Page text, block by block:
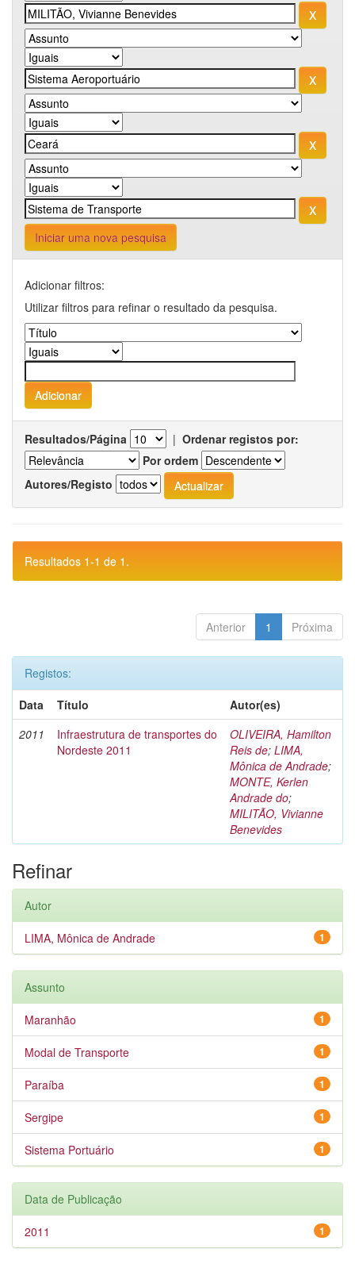
Iniciar uma nova pesquisa
Adicionar filtros:
Utilizar filtros para refinar o resultado da pesquisa.
Resultados/Página | Ordenar registos por:
Por ordem
Autores/Registo
Resultados 1-1 de 1.
Anterior 1 Próxima
Registos:
Data
Título
Autor(es)
2011
Infraestrutura de transportes do
Nordeste 2011
OLIVEIRA, Hamilton
Reis de; LIMA,
Mônica de Andrade;
MONTE, Kerlen
Andrade do;
MILITÃO, Vivianne
Benevides
Refinar
Autor
1
LIMA, Mônica de Andrade
Assunto
1
Maranhão
1
Modal de Transporte
1
Paraíba
1
Sergipe
1
Sistema Portuário
Data de Publicação
1
2011